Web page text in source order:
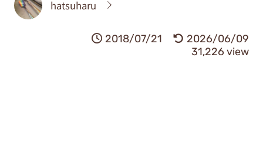
hatsuharu
2018/07/21
2026/06/09
31,226 view